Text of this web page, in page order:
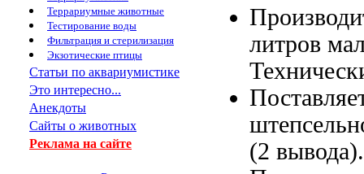
Террариумные животные
Тестирование воды
Фильтрация и стерилизация
Экзотические птицы
Статьи по аквариумистике
Это интересно...
Анекдоты
Сайты о животных
Реклама на сайте
литров
(2